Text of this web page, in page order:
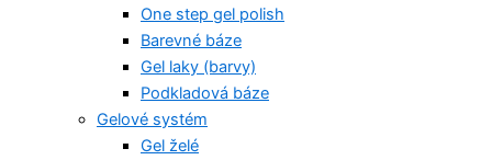
One step gel polish
Barevné báze
Gel laky (barvy)
Podkladová báze
Gelové systém
Gel želé